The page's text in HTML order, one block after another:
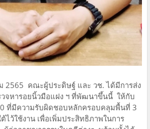
2565 คณะผู้ประดิษฐ์ และ วช. ได้มีการส่ง
จหารอยนิ้วมือแฝง ฯ ที่พัฒนาขึ้นนี้ ให้กับ
ที่มีความรับผิดชอบหลักครอบคลุมพื้นที่ 3
ไว้ใช้งาน เพื่อเพิ่มประสิทธิภาพในการ